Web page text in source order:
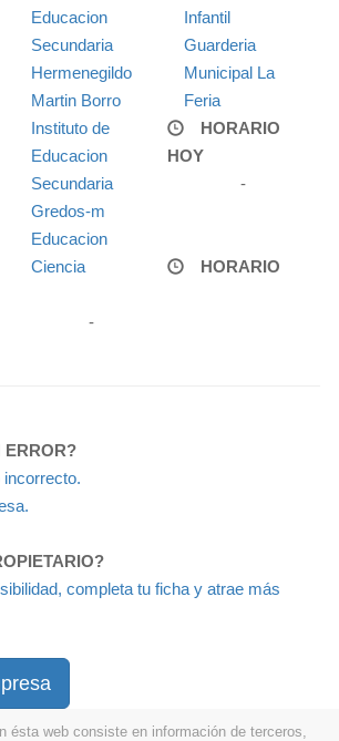
Educacion
Secundaria
Hermenegildo
Martin Borro
Infantil
Guarderia
Municipal La
Feria
Instituto de
Educacion
Secundaria
Gredos-m
Educacion
Ciencia
HORARIO
HOY
-
HORARIO
-
ERROR?
incorrecto.
completa tu ficha y atrae más
ésta web consiste en información de terceros,